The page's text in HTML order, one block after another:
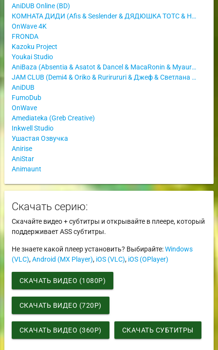
AniDUB Online (BD)
КОМНАТА ДИДИ (Afis & Seslender & ДЯДЮШКА ТОТС & Нямпир)
OnWave 4K
FRONDA
Kazoku Project
Youkai Studio
AniBaza (Absentia & Asatot & Dancel & MacaRonin & Myaurik & Violet)
JAM CLUB (Demi4 & Oriko & Rurirururi & Джеф & Светлана Аманова)
AniDUB
FumoDub
OnWave
Amediateka (Greb Creative)
Inkwell Studio
Ушастая Озвучка
Anirise
AniStar
Animaunt
Скачать серию:
Скачайте видео + субтитры и открывайте в плеере, который
поддерживает ASS субтитры.
Не знаете какой плеер установить? Выбирайте:Windows
(VLC),Android (MX Player), iOS (VLC), iOS (OPlayer)
СКАЧАТЬ ВИДЕО (1080P)
СКАЧАТЬ ВИДЕО (720P)
СКАЧАТЬ ВИДЕО (360P) СКАЧАТЬ СУБТИТРЫ